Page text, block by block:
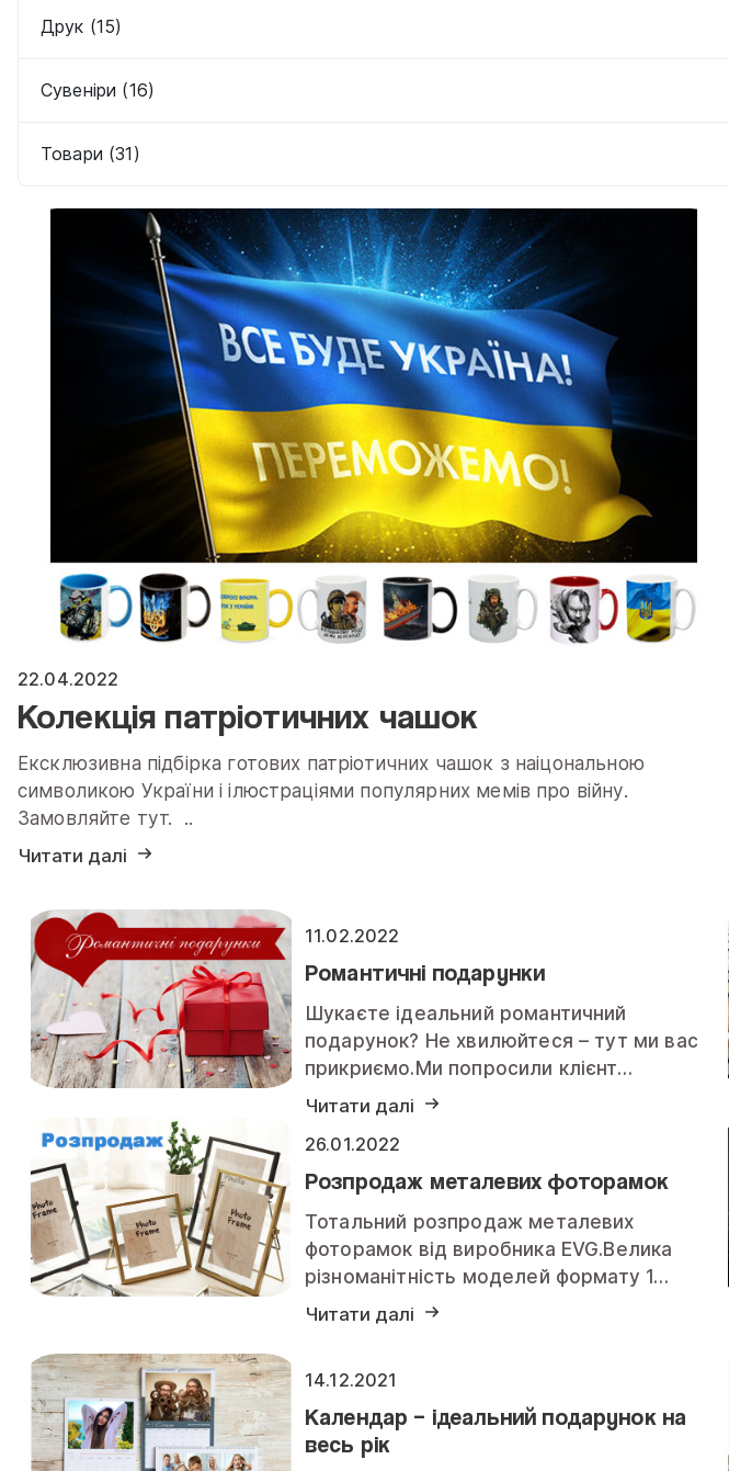
Друк (15)
Сувеніри (16)
Товари (31)
22.04.2022
Колекція патріотичних чашок
Ексклюзивна підбірка готових патріотичних чашок з наіцональною
символикою України і ілюстраціями популярних мемів про війну.
Замовляйте тут. ..
Читати далі
11.02.2022
Романтичні подарунки
Шукаєте ідеальний романтичний
подарунок? Не хвилюйтеся – тут ми вас
прикриємо.Ми попросили клієнт…
Читати далі
26.01.2022
Розпродаж металевих фоторамок
Тотальний розпродаж металевих
фоторамок від виробника EVG.Велика
різноманітність моделей формату 1…
Читати далі
14.12.2021
Календар – ідеальний подарунок на
весь рік